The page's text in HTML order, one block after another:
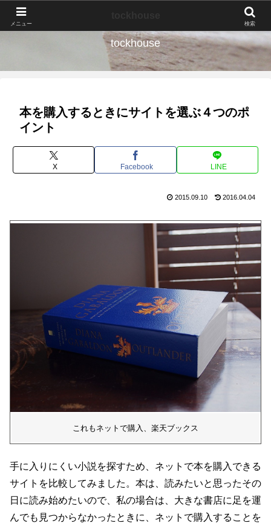
tockhouse
本を購入するときにサイトを選ぶ４つのポ
イント
X Facebook LINE
2015.09.10 2016.04.04
これもネットで購入、楽天ブックス
手に入りにくい小説を探すため、ネットで本を購入できる
サイトを比較してみました。本は、読みたいと思ったその
日に読み始めたいので、私の場合は、大きな書店に足を運
んでも見つからなかったときに、ネットで購入することを
メニュー 検索